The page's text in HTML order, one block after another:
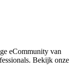
eCommunity van
Bekijk onze